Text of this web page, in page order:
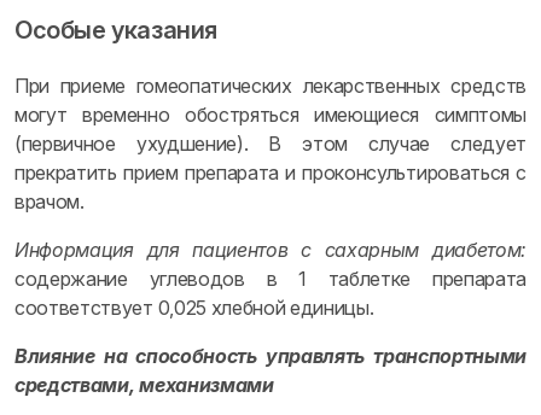
Особые указания
При приеме гомеопатических лекарственных средств
могут временно обостряться имеющиеся симптомы
(первичное ухудшение). В этом случае следует
прекратить прием препарата и проконсультироваться с
врачом.
Информация для пациентов с сахарным диабетом:
содержание углеводов в 1 таблетке препарата
соответствует 0,025 хлебной единицы.
Влияние на способность управлять транспортными
средствами, механизмами